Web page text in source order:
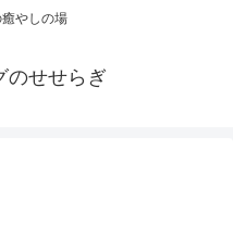
やしの場
のせせらぎ